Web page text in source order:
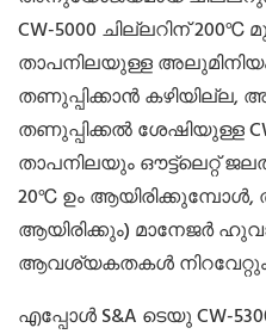
CW-5000 ചില്ലറിന്
താപനിലയുള്ള അലുമിനിയം
തണുപ്പിക്കാൻ കഴിയില്ല,
തണുപ്പിക്കൽ ശേഷിയുള്ള
താപനിലയും ഔട്ട്‌ലെറ്റ്
20℃ ഉം ആയിരിക്കുമ്പോൾ,
ആയിരിക്കും) മാനേജർ
ആവശ്യകതകൾ
എപ്പോൾ S&A ടെയു CW-